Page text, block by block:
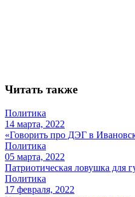
Читать также
Политика
14 марта, 2022
«Говорить про ДЭГ в
Политика
05 марта, 2022
Патриотическая ловушка для
Политика
17 февраля, 2022